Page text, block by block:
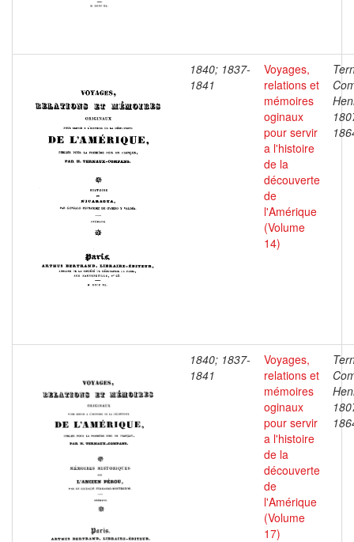
1840; 1837-
1841
Voyages,
relations et
mémoires
oginaux
pour servir
a l'histoire
de la
découverte
de
l'Amérique
(Volume
14)
1840; 1837-
1841
Voyages,
relations et
mémoires
oginaux
pour servir
a l'histoire
de la
découverte
de
l'Amérique
(Volume
17)